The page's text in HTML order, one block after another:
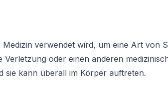
verwendet wird, um eine Art von
oder einen anderen
sie kann überall im Körper auftreten.